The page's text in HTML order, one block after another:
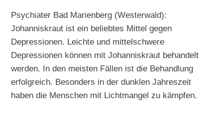
Psychiater Bad Marienberg (Westerwald):
Johanniskraut ist ein beliebtes Mittel gegen
Depressionen. Leichte und mittelschwere
Depressionen können mit Johanniskraut behandelt
werden. In den meisten Fällen ist die Behandlung
erfolgreich. Besonders in der dunklen Jahreszeit
haben die Menschen mit Lichtmangel zu kämpfen.